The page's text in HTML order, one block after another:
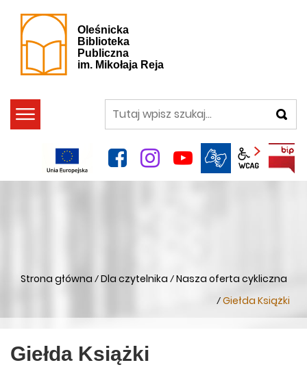
Oleśnicka
Biblioteka
Publiczna
im. Mikołaja Reja
szukaj
facebookinstagram
YouTube
Panel
Strona główna / Dla czytelnika / Nasza oferta cykliczna
/ Giełda Książki
Giełda Książki